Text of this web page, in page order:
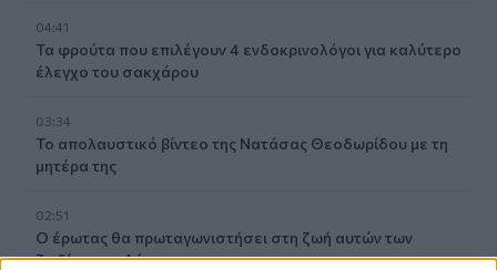
04:41
Τα φρούτα που επιλέγουν 4 ενδοκρινολόγοι για καλύτερο
έλεγχο του σακχάρου
03:34
Το απολαυστικό βίντεο της Νατάσας Θεοδωρίδου με τη
μητέρα της
02:51
Ο έρωτας θα πρωταγωνιστήσει στη ζωή αυτών των
ζωδίων τον Αύγουστο